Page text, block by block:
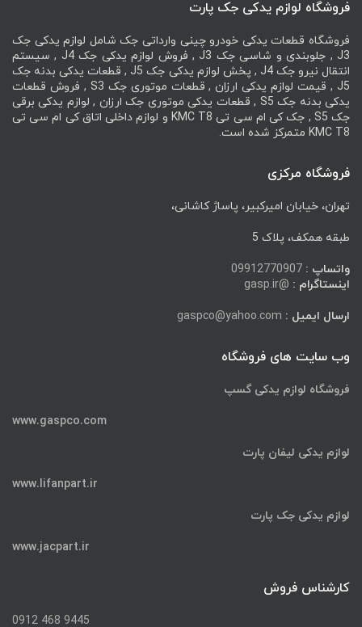
فروشگاه لوازم یدکی جک پارت
فروشگاه قطعات یدکی خودرو چینی وارداتی جک شامل لوازم یدکی جک
J3 , جلوبندی و شاسی جک J3 , فروش لوازم یدکی جک J4 , سیستم
انتقال نیرو جک J4 , پخش لوازم یدکی جک J5 , قطعات یدکی بدنه جک
J5 , قیمت لوازم یدکی ارزان , قطعات موتوری جک S3 , فروش قطعات
یدکی بدنه جک S5 , قطعات یدکی موتوری جک ارزان , لوازم یدکی برقی
جک S5 , جک کی ام سی تی KMC T8 و لوازم داخلی اتاق کی ام سی تی
KMC T8 متمرکز شده است.
فروشگاه مرکزی
تهران، خیابان امیرکبیر، پاساژ کاشانی،
طبقه همکف، پلاک 5
واتساپ : 09912770907
اینستاگرام : @gasp.ir
ارسال ایمیل : gaspco@yahoo.com
وب سایت های فروشگاه
فروشگاه لوازم یدکی گسپ
www.gaspco.com
لوازم یدکی لیفان پارت
www.lifanpart.ir
لوازم یدکی جک پارت
www.jacpart.ir
کارشناس فروش
9445 468 0912